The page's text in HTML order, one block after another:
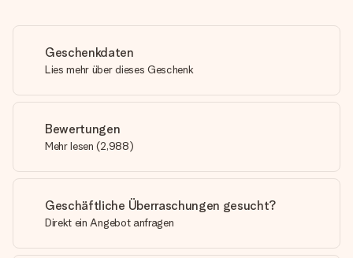
Geschenkdaten
Lies mehr über dieses Geschenk
Bewertungen
Mehr lesen (2,988)
Geschäftliche Überraschungen gesucht?
Direkt ein Angebot anfragen